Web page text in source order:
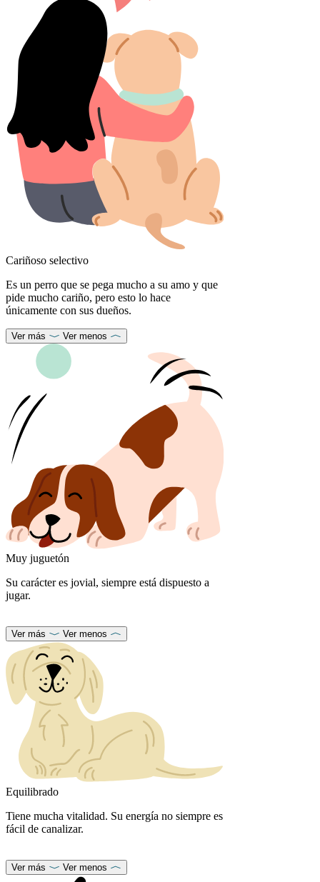
Cariñoso selectivo
Es un perro que se pega mucho a su amo y que
pide mucho cariño, pero esto lo hace
únicamente con sus dueños.
Ver más Ver menos
Muy juguetón
Su carácter es jovial, siempre está dispuesto a
jugar.
Ver más Ver menos
Equilibrado
Tiene mucha vitalidad. Su energía no siempre es
fácil de canalizar.
Ver más Ver menos